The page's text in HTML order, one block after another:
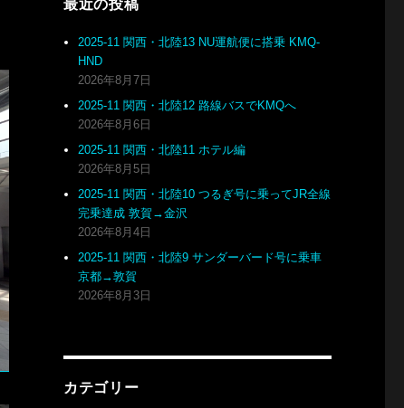
最近の投稿
2025-11 関西・北陸13 NU運航便に搭乗 KMQ-
HND
2026年8月7日
2025-11 関西・北陸12 路線バスでKMQへ
2026年8月6日
2025-11 関西・北陸11 ホテル編
2026年8月5日
2025-11 関西・北陸10 つるぎ号に乗ってJR全線
完乗達成 敦賀→金沢
2026年8月4日
2025-11 関西・北陸9 サンダーバード号に乗車
京都→敦賀
2026年8月3日
カテゴリー